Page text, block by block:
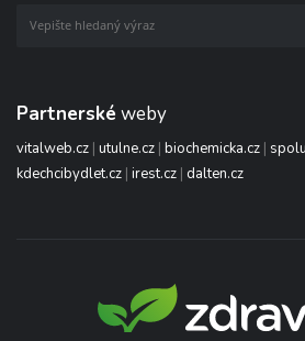
Partnerské weby
vitalweb.cz | utulne.cz | biochemicka.cz |
kdechcibydlet.cz | irest.cz | dalten.cz